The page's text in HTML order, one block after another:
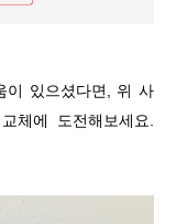
이 있으셨다면
위 사
체에 도전해보세요